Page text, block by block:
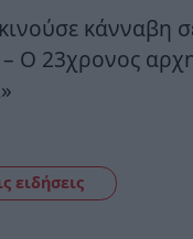
κάνναβη
Ο 23χρονος
ειδήσεις